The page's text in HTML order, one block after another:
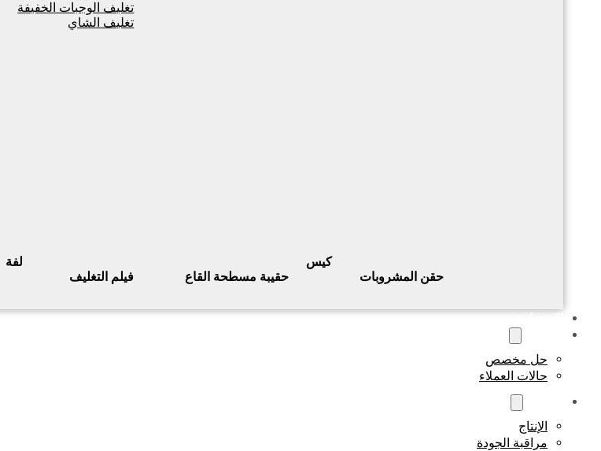
تغليف الوجبات الخفيفة
تغليف الشاي
كيس
حقن المشروبات
حقيبة مسطحة القاع
لفة
فيلم التغليف
حل مخصص
حالات العملاء
الإنتاج
مراقبة الجودة